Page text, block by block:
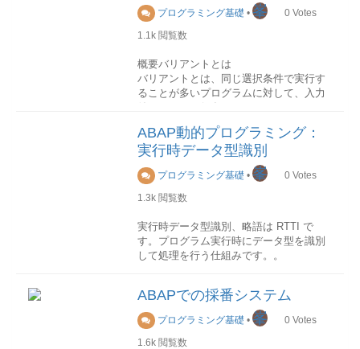
clear構文1:clear itab[]
内部テーブルの本体を初期化します。
内部テーブルは初期メモリ所要量が予約
放されます。構文2:clear itab
ヘッダ行を含まない内部テーブルの場合
は、この命令はclear itab[]と同様に動作
ヘッダ行を含る内部テーブルの場合は、
ヘッダ行(作業領域)の名前が内部テーブル
と同じであるため、このテーブルは単な
るヘッダ行のクリアのみとなります。
fresh構文:fresh itab
常に内部テーブルの本体を初期化しま
します。free構文:fresh itab
常に内部テーブルの本体を初期化しま
す。この命令はclear、fresh命令と異な
します。比較
ABAPでは、内部テーブルも論理式内の
オペランドとして比較することができま
す。
構成
テーブルデータ型は、行データ型、キ
ー、およびアクセス方法によって完全指
(source:SAP Help Portal)
通常、内部テーブルのデータ型は構造で
あり、その構造の各コンポーネントは、
それぞれ内部テーブル内の1つの列になり
ます。 ただし、内部テーブルのデータ型
の仕様としては、構造以外の任意のデー
タ型を使用することも可能です。
キー
テーブル行データはキーによって識別さ
れます。キーは、システムからデフォル
ーザから定義することもできます。ユー
ザ定義キーはUNIQUE または NON-
UNIQUE として指定することができま
す。
プログラミング基礎 • 峯 0 Votes
1.1k 閲覧数
概要バリアントとは
バリアントとは、同じ選択条件で実行す
ることが多いプログラムに対して、入力
値のセットを保存させておくものです。
リアント、トランザクションバリアント
などがあります。
バリアント変数とは
バリアント変数とは、バリアントに格納
ント変数は二つのタイプがあります。
TYPE P
選択テーブルとして条件を定義すること
ができます。格納テーブル
バリアント変数の値定義はテーブル
TVARVCに格納されます。
ABAP動的プログラミング：
実行時データ型識別
プログラミング基礎 • 峯 0 Votes
1.3k 閲覧数
実行時データ型識別、略語は RTTI で
す。プログラム実行時にデータ型を識別
して処理を行う仕組みです。。
DESCRIBE FIELD命令を使用
DESCRIBE FIELD命令を使用して、変数
のデータタイプを取得することができま
す。
ABAPでの採番システム
プログラミング基礎 • 峯 0 Votes
1.6k 閲覧数